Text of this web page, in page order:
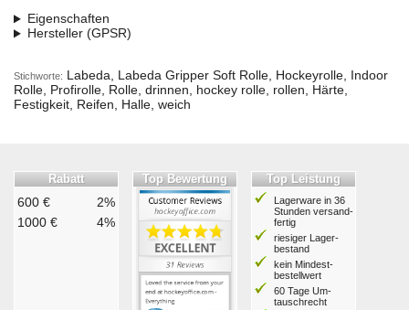
Eigenschaften
Hersteller (GPSR)
Stichworte: Labeda, Labeda Gripper Soft Rolle, Hockeyrolle, Indoor
Rolle, Profirolle, Rolle, drinnen, hockey rolle, rollen, Härte,
Festigkeit, Reifen, Halle, weich
Rabatt
600 €
2%
1000 €
4%
Top Bewertung Top Leistung
Lagerware in 36
Stunden ver­sand­
fertig
riesiger Lager­
bestand
kein Mindest­
bestell­wert
60 Tage Um­
tausch­recht